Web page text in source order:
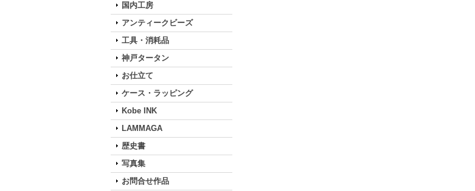
国内工房
アンティークビーズ
工具・消耗品
神戸タータン
お仕立て
ケース・ラッピング
Kobe INK
LAMMAGA
歴史書
写真集
お問合せ作品